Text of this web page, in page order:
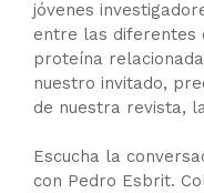
jóvenes
entre las diferentes
proteína
nuestro invitado,
de nuestra revista,
Escucha la
con Pedro Esbrit.